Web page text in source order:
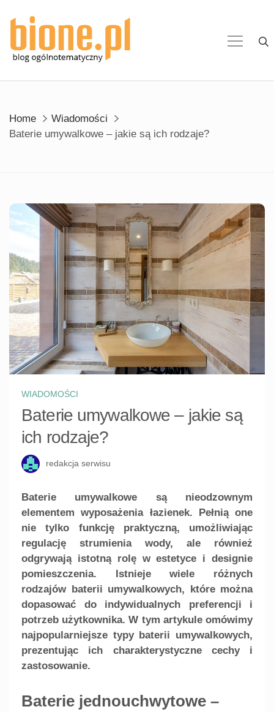
Home
Wiadomości
Baterie umywalkowe – jakie są ich rodzaje?
WIADOMOŚCI
Baterie umywalkowe – jakie są
ich rodzaje?
redakcja serwisu
Baterie umywalkowe są nieodzownym
elementem wyposażenia łazienek. Pełnią one
nie tylko funkcję praktyczną, umożliwiając
regulację strumienia wody, ale również
odgrywają istotną rolę w estetyce i designie
pomieszczenia. Istnieje wiele różnych
rodzajów baterii umywalkowych, które można
dopasować do indywidualnych preferencji i
potrzeb użytkownika. W tym artykule omówimy
najpopularniejsze typy baterii umywalkowych,
prezentując ich charakterystyczne cechy i
zastosowanie.
Baterie jednouchwytowe –